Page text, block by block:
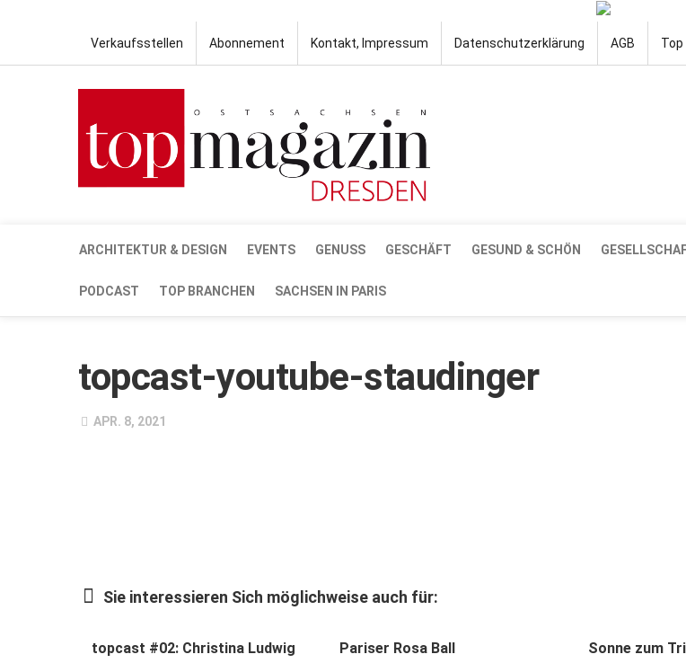
Verkaufsstellen Abonnement Kontakt, Impressum Datenschutzerklärung AGB
ARCHITEKTUR & DESIGN EVENTS GENUSS GESCHÄFT GESUND & SCHÖN
PODCAST TOP BRANCHEN SACHSEN IN PARIS
topcast-youtube-staudinger
APR. 8, 2021
Sie interessieren Sich möglichweise auch für:
topcast #02: Christina Ludwig Pariser Rosa Ball Sonne zum